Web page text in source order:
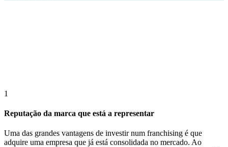
1
Reputação da marca que está a representar
Uma das grandes vantagens de investir num franchising é que
adquire uma empresa que já está consolidada no mercado. Ao